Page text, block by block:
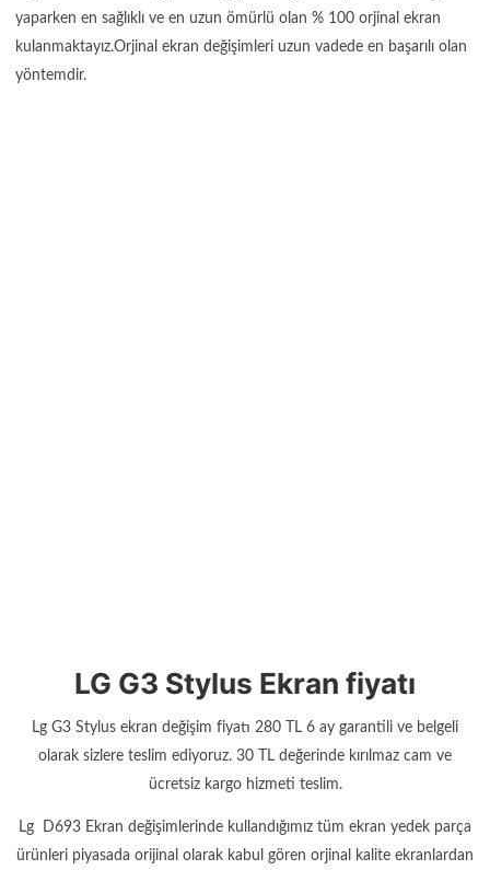
yaparken en sağlıklı ve en uzun ömürlü olan % 100 orjinal ekran
kulanmaktayız.Orjinal ekran değişimleri uzun vadede en başarılı olan
yöntemdir.
LG G3 Stylus Ekran fiyatı
Lg G3 Stylus ekran değişim fiyatı 280 TL 6 ay garantili ve belgeli
olarak sizlere teslim ediyoruz. 30 TL değerinde kırılmaz cam ve
ücretsiz kargo hizmeti teslim.
Lg D693 Ekran değişimlerinde kullandığımız tüm ekran yedek parça
ürünleri piyasada orijinal olarak kabul gören orjinal kalite ekranlardan